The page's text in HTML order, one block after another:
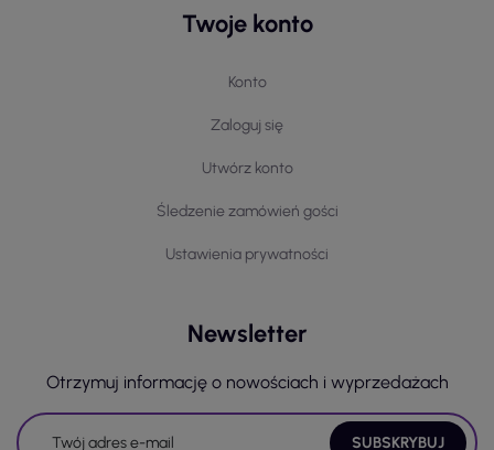
Twoje konto
Konto
Zaloguj się
Utwórz konto
Śledzenie zamówień gości
Ustawienia prywatności
Newsletter
Otrzymuj informację o nowościach i wyprzedażach